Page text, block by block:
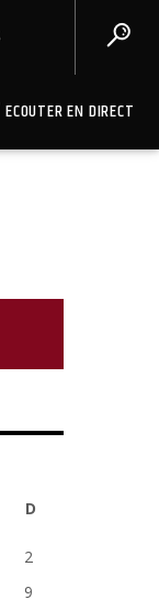
EN DIRECT
D
2
9